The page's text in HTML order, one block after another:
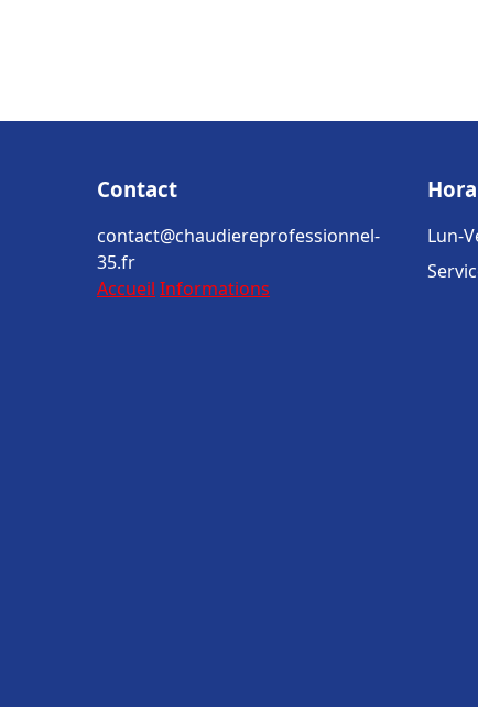
Contact
contact@chaudiereprofessionnel-
35.fr
Accueil Informations
Lun-